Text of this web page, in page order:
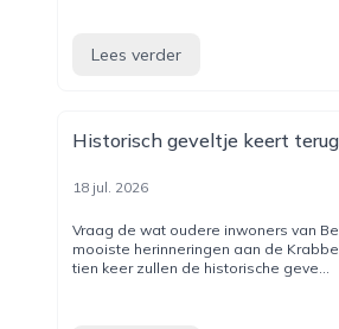
Lees verder
Historisch geveltje keert
18 jul. 2026
Vraag de wat oudere inwoners van
mooiste herinneringen aan de
tien keer zullen de historische geve...